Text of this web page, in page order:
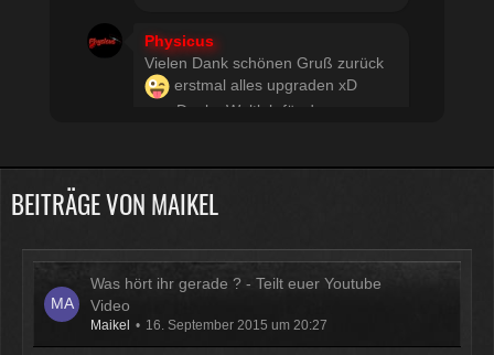
Physicus
Vielen Dank schönen Gruß zurück
erstmal alles upgraden xD
usw Danke Woltlab für den
Physicus
13:47
McCracker007
Muss ich auch alles machen .
Kratze gerade alles an geld
BEITRÄGE VON MAIKEL
Was hört ihr gerade ? - Teilt euer Youtube
Video
Maikel 16. September 2015 um 20:27